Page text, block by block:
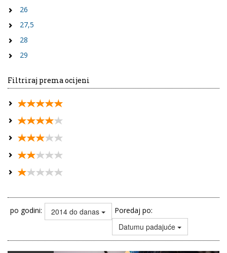
26
27,5
28
29
Filtriraj prema ocijeni
po godini: 2014 do danas Poredaj po:
Datumu padajuće